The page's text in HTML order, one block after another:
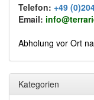
Telefon: +49
Email:
Abholung vor Ort
Kategorien